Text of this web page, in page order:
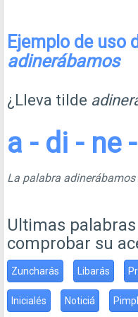
Ejemplo de uso
adinerábamos
¿Lleva tilde
a - di - ne
La palabra adinerábamos
Ultimas
comprobar su
Zuncharás Libarás
Inicialés Noticiá